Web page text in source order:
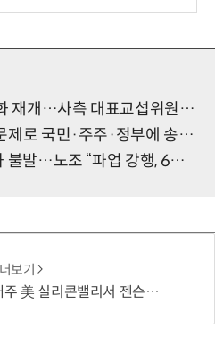
개…사측 대표교섭위원 교체
·주주·정부에 송구…고개 숙여 사과”
조 “파업 강행, 6월 이후 협의”
보기
실리콘밸리서 젠슨 황 재회동